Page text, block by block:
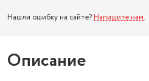
Нашли ошибку на сайте? Напишите нам.
Описание